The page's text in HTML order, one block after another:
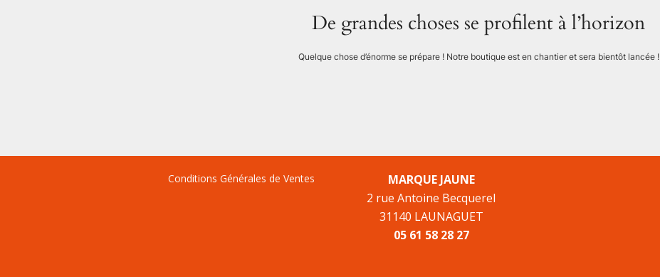
De grandes choses se profilent à l’horizon
Quelque chose d’énorme se prépare ! Notre boutique est en chantier et sera bientôt lancée !
Conditions Générales de Ventes
MARQUE JAUNE
2 rue Antoine Becquerel
31140 LAUNAGUET
05 61 58 28 27